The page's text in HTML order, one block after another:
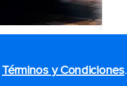
Términos y Condiciones.